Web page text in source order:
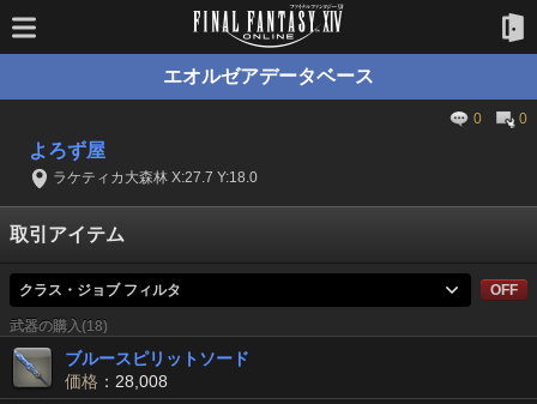
エオルゼアデータベース
0 0
よろず屋
ラケティカ大森林 X:27.7 Y:18.0
取引アイテム
クラス・ジョブ フィルタ OFF
武器の購入(18)
ブルースピリットソード
価格 ：28,008